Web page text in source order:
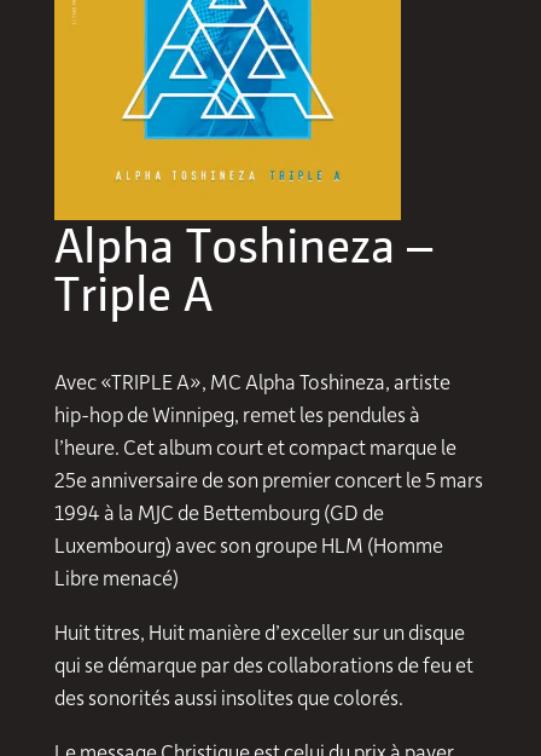
Alpha Toshineza –
Triple A
Avec «TRIPLE A», MC Alpha Toshineza, artiste
hip-hop de Winnipeg, remet les pendules à
l’heure. Cet album court et compact marque le
25e anniversaire de son premier concert le 5 mars
1994 à la MJC de Bettembourg (GD de
Luxembourg) avec son groupe HLM (Homme
Libre menacé)
Huit titres, Huit manière d’exceller sur un disque
qui se démarque par des collaborations de feu et
des sonorités aussi insolites que colorés.